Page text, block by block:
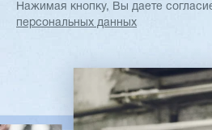
Нажимая кнопку, Вы даете
персональных данных